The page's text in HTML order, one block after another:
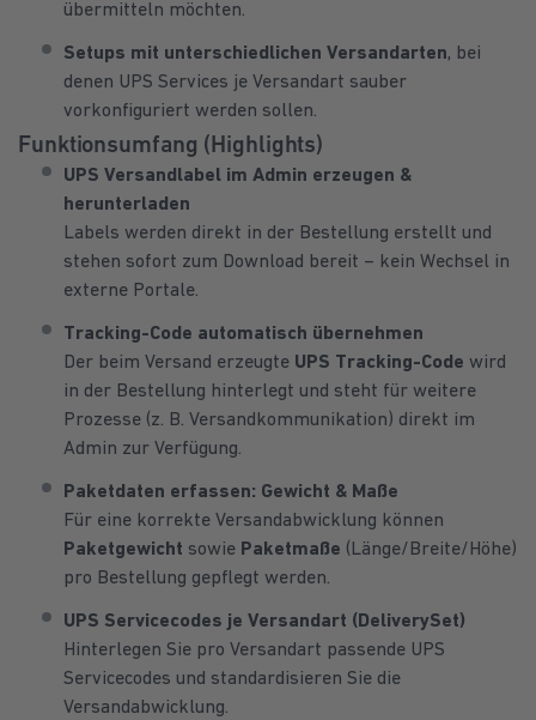
übermitteln möchten.
Setups mit unterschiedlichen Versandarten, bei
denen UPS Services je Versandart sauber
vorkonfiguriert werden sollen.
Funktionsumfang (Highlights)
UPS Versandlabel im Admin erzeugen &
herunterladen
Labels werden direkt in der Bestellung erstellt und
stehen sofort zum Download bereit – kein Wechsel in
externe Portale.
Tracking-Code automatisch übernehmen
Der beim Versand erzeugte UPS Tracking-Code wird
in der Bestellung hinterlegt und steht für weitere
Prozesse (z. B. Versandkommunikation) direkt im
Admin zur Verfügung.
Paketdaten erfassen: Gewicht & Maße
Für eine korrekte Versandabwicklung können
Paketgewicht sowie Paketmaße (Länge/Breite/Höhe)
pro Bestellung gepflegt werden.
UPS Servicecodes je Versandart (DeliverySet)
Hinterlegen Sie pro Versandart passende UPS
Servicecodes und standardisieren Sie die
Versandabwicklung.